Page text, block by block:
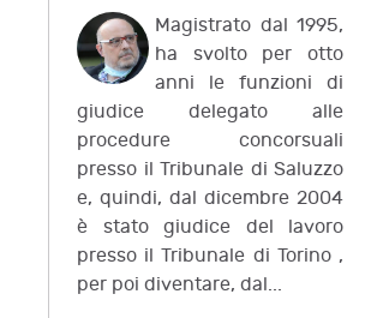
Magistrato dal 1995,
ha svolto per otto
anni le funzioni di
giudice delegato alle
procedure concorsuali
presso il Tribunale di Saluzzo
e, quindi, dal dicembre 2004
è stato giudice del lavoro
presso il Tribunale di Torino ,
per poi diventare, dal...